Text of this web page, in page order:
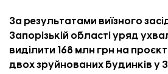
За результатами виїзного
Запорізькій області уряд
виділити 168 млн грн на
двох зруйнованих будинків у